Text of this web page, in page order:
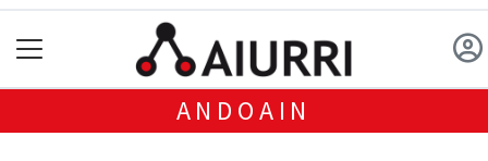
ANDOAIN